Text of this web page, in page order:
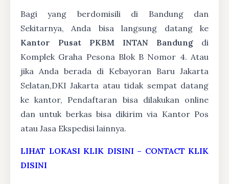
Bagi yang berdomisili di Bandung dan
Sekitarnya, Anda bisa langsung datang ke
Kantor Pusat PKBM INTAN Bandung di
Komplek Graha Pesona Blok B Nomor 4. Atau
jika Anda berada di Kebayoran Baru Jakarta
Selatan,DKI Jakarta atau tidak sempat datang
ke kantor, Pendaftaran bisa dilakukan online
dan untuk berkas bisa dikirim via Kantor Pos
atau Jasa Ekspedisi lainnya.
LIHAT LOKASI KLIK DISINI – CONTACT KLIK
DISINI